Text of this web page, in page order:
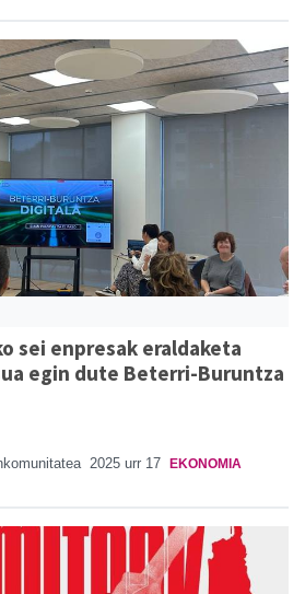
sei enpresak eraldaketa
egin dute Beterri-Buruntza
2025 urr 17 EKONOMIA